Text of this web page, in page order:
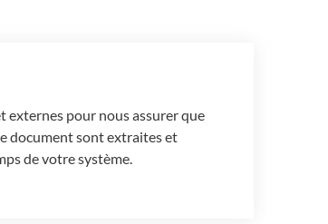
externes pour nous assurer que
document sont extraites et
de votre système.